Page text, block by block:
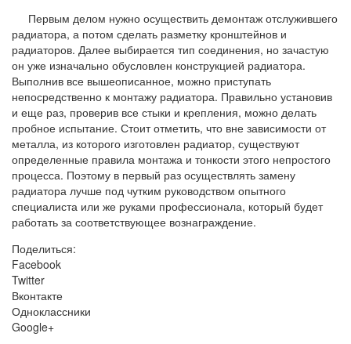
Первым делом нужно осуществить демонтаж отслужившего
радиатора, а потом сделать разметку кронштейнов и
радиаторов. Далее выбирается тип соединения, но зачастую
он уже изначально обусловлен конструкцией радиатора.
Выполнив все вышеописанное, можно приступать
непосредственно к монтажу радиатора. Правильно установив
и еще раз, проверив все стыки и крепления, можно делать
пробное испытание. Стоит отметить, что вне зависимости от
металла, из которого изготовлен радиатор, существуют
определенные правила монтажа и тонкости этого непростого
процесса. Поэтому в первый раз осуществлять замену
радиатора лучше под чутким руководством опытного
специалиста или же руками профессионала, который будет
работать за соответствующее вознаграждение.
Поделиться:
Facebook
Twitter
Вконтакте
Одноклассники
Google+